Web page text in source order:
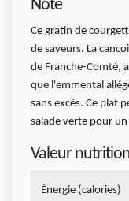
Note
Ce gratin de
de saveurs. La
de Franche-Comté,
que l'emmental
sans excès. Ce plat
salade verte pour
Valeur
Énergie (calories)